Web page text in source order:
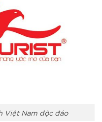
Việt Nam độc đáo